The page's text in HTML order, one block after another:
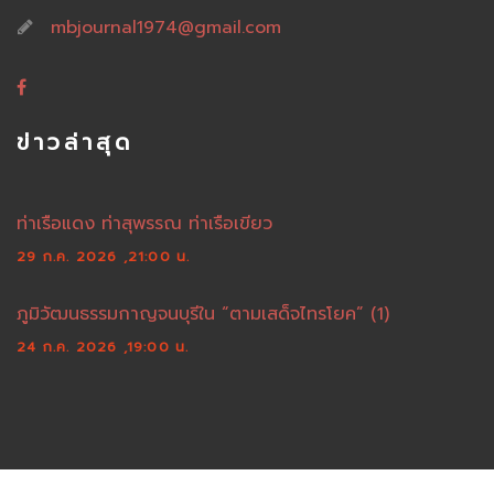
mbjournal1974@gmail.com
ข่าวล่าสุด
ท่าเรือแดง ท่าสุพรรณ ท่าเรือเขียว
29 ก.ค. 2026 ,21:00 น.
ภูมิวัฒนธรรมกาญจนบุรีใน “ตามเสด็จไทรโยค” (1)
24 ก.ค. 2026 ,19:00 น.